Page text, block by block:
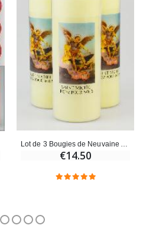
€14.50